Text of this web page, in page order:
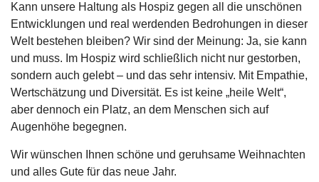
Kann unsere Haltung als Hospiz gegen all die unschönen
Entwicklungen und real werdenden Bedrohungen in dieser
Welt bestehen bleiben? Wir sind der Meinung: Ja, sie kann
und muss. Im Hospiz wird schließlich nicht nur gestorben,
sondern auch gelebt – und das sehr intensiv. Mit Empathie,
Wertschätzung und Diversität. Es ist keine „heile Welt“,
aber dennoch ein Platz, an dem Menschen sich auf
Augenhöhe begegnen.
Wir wünschen Ihnen schöne und geruhsame Weihnachten
und alles Gute für das neue Jahr.